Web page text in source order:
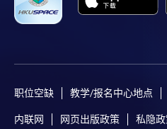
职位空缺 教学/报名中心地点
内联网 网页出版政策 私隐